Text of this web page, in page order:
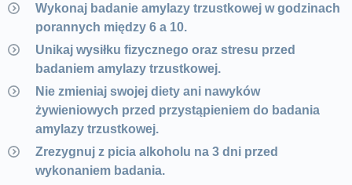
Wykonaj badanie amylazy trzustkowej w godzinach
porannych między 6 a 10.
Unikaj wysiłku fizycznego oraz stresu przed
badaniem amylazy trzustkowej.
Nie zmieniaj swojej diety ani nawyków
żywieniowych przed przystąpieniem do badania
amylazy trzustkowej.
Zrezygnuj z picia alkoholu na 3 dni przed
wykonaniem badania.